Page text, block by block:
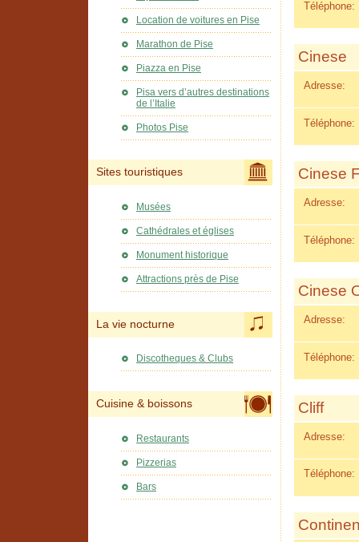
Téléphone:
Cinese
Adresse:
Téléphone:
Cinese
Adresse:
Téléphone:
Cinese
Adresse:
Téléphone:
Cliff
Adresse:
Téléphone:
Location de voitures en Pise
Marathon de Pise
Piazza en Pise
Pisa vers d’autres destinations
de l’Italie
Photos Pise
Sites touristiques
Musées
Cathédrales et églises
Monument historique
Attractions près de Pise
La vie nocturne
Discotheques & Clubs
Cuisine & boissons
Restaurants
Pizzerias
Bars